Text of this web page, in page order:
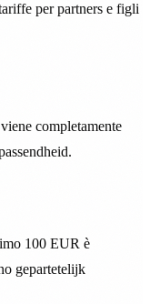
per partners e figli
completamente
100 EUR è
gepartetelijk